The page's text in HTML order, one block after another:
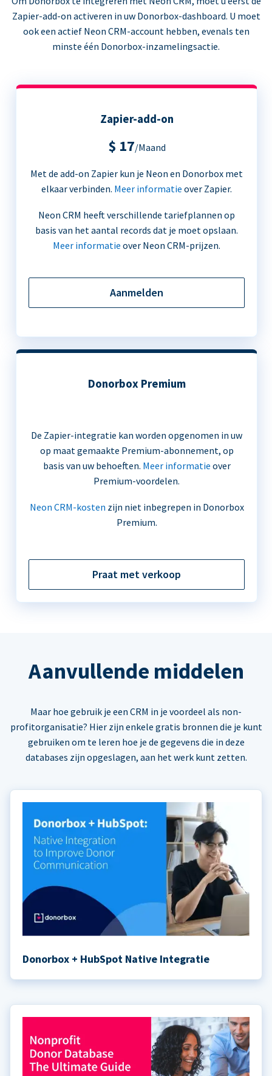
Zapier-add-on activeren in uw Donorbox-dashboard. U moet
ook een actief Neon CRM-account hebben, evenals ten
minste één Donorbox-inzamelingsactie.
Zapier-add-on
$ 17/Maand
Met de add-on Zapier kun je Neon en Donorbox met
elkaar verbinden. Meer informatie over Zapier.
Neon CRM heeft verschillende tariefplannen op
basis van het aantal records dat je moet opslaan.
Meer informatie over Neon CRM-prijzen.
Aanmelden
Donorbox Premium
De Zapier-integratie kan worden opgenomen in uw
op maat gemaakte Premium-abonnement, op
basis van uw behoeften. Meer informatie over
Premium-voordelen.
Neon CRM-kosten zijn niet inbegrepen in Donorbox
Premium.
Praat met verkoop
Aanvullende middelen
Maar hoe gebruik je een CRM in je voordeel als non-
profitorganisatie? Hier zijn enkele gratis bronnen die je kunt
gebruiken om te leren hoe je de gegevens die in deze
databases zijn opgeslagen, aan het werk kunt zetten.
Donorbox + HubSpot Native Integratie